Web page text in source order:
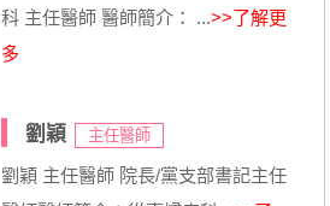
科 主任醫師 醫師簡介： ...>>了解更
多
劉穎 主任醫師
劉穎 主任醫師 院長/黨支部書記主任